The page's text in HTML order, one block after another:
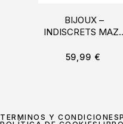
BIJOUX –
INDISCRETS
CON ESCOTE
59,99 €
TÉRMINOS Y CONDICIONES